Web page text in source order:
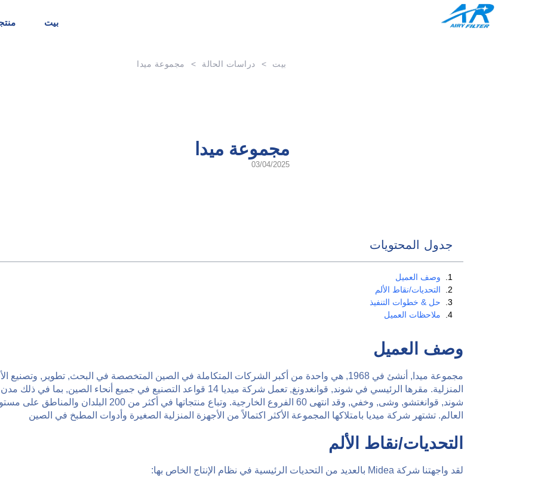
بيت
بيت > دراسات الحالة > مجموعة ميدا
مجموعة ميدا
03/04/2025
جدول المحتويات
وصف العميل
التحديات/نقاط الألم
حل & خطوات التنفيذ
ملاحظات العميل
وصف العميل
مجموعة ميدا, أنشئ في 1968, هي واحدة من أكبر الشركات المتكاملة في الصين المتخصصة في البحث, تطوير, وتصنيع
المنزلية. مقرها الرئيسي في شوند, قوانغدونغ, تعمل شركة ميديا 14 قواعد التصنيع في جميع أنحاء الصين, بما في
شوند, قوانغتشو, وشى, وخفي, وقد انتهى 60 الفروع الخارجية. وتباع منتجاتها في أكثر من 200 البلدان
العالم. تشتهر شركة ميديا ​​بامتلاكها المجموعة الأكثر اكتمالاً من الأجهزة المنزلية الصغيرة وأدوات المطبخ في الصين
التحديات/نقاط الألم
لقد واجهتنا شركة Midea بالعديد من التحديات الرئيسية في نظام الإنتاج الخاص بها: